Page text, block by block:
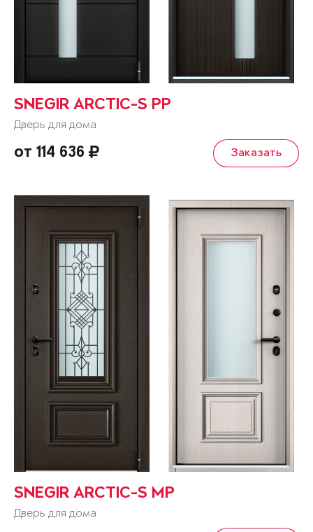
SNEGIR ARCTIC-S PP
Дверь для дома
от 114 636 Заказать
SNEGIR ARCTIC-S MP
Дверь для дома